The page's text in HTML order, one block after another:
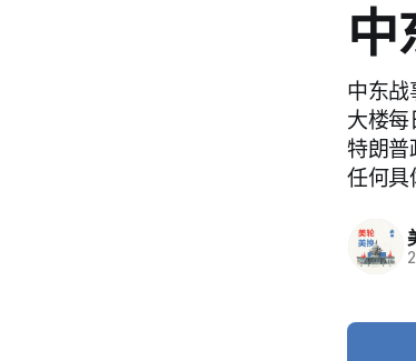
中
中东战
大楼每
特朗普
任何具